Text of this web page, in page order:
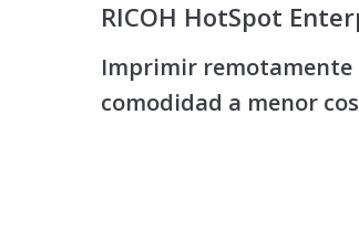
RICOH HotSpot
Imprimir remotamente
comodidad a menor